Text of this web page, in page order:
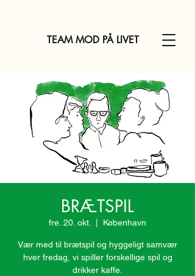
TEAM MOD PÅ LIVET
BRÆTSPIL
fre. 20. okt. København
Vær med til brætspil og hyggeligt samvær
hver fredag, vi spiller forskellige spil og
drikker kaffe.